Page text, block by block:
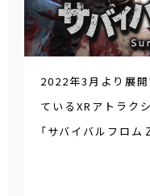
2022年3月より展開
ているXRアトラク
「サバイバルフロム